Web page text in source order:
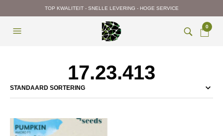
TOP KWALITEIT - SNELLE LEVERING - HOGE SERVICE
0
17.23.413